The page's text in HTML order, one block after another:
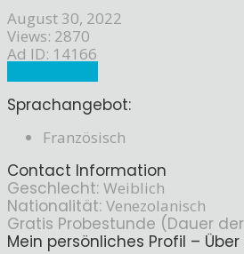
August 30, 2022
Views: 2870
Ad ID: 14166
Sprachangebot:
Französisch
Contact Information
Geschlecht: Weiblich
Nationalität: Venezolanisch
Gratis Probestunde (Dauer
Mein persönliches Profil –